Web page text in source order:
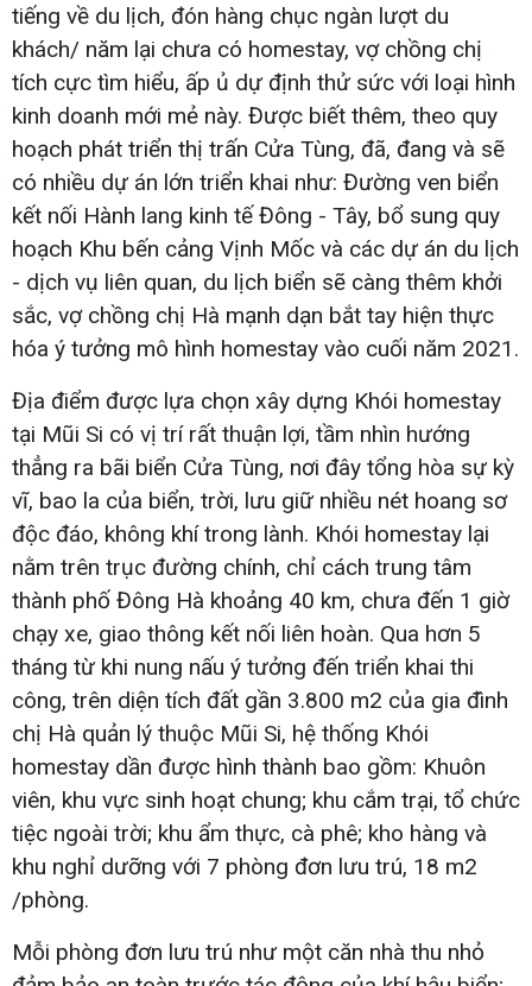
tiếng về du lịch, đón hàng chục ngàn lượt du
khách/ năm lại chưa có homestay, vợ chồng chị
tích cực tìm hiểu, ấp ủ dự định thử sức với loại hình
kinh doanh mới mẻ này. Được biết thêm, theo quy
hoạch phát triển thị trấn Cửa Tùng, đã, đang và sẽ
có nhiều dự án lớn triển khai như: Đường ven biển
kết nối Hành lang kinh tế Đông - Tây, bổ sung quy
hoạch Khu bến cảng Vịnh Mốc và các dự án du lịch
- dịch vụ liên quan, du lịch biển sẽ càng thêm khởi
sắc, vợ chồng chị Hà mạnh dạn bắt tay hiện thực
hóa ý tưởng mô hình homestay vào cuối năm 2021.
Địa điểm được lựa chọn xây dựng Khói homestay
tại Mũi Si có vị trí rất thuận lợi, tầm nhìn hướng
thẳng ra bãi biển Cửa Tùng, nơi đây tổng hòa sự kỳ
vĩ, bao la của biển, trời, lưu giữ nhiều nét hoang sơ
độc đáo, không khí trong lành. Khói homestay lại
nằm trên trục đường chính, chỉ cách trung tâm
thành phố Đông Hà khoảng 40 km, chưa đến 1 giờ
chạy xe, giao thông kết nối liên hoàn. Qua hơn 5
tháng từ khi nung nấu ý tưởng đến triển khai thi
công, trên diện tích đất gần 3.800 m2 của gia đình
chị Hà quản lý thuộc Mũi Si, hệ thống Khói
homestay dần được hình thành bao gồm: Khuôn
viên, khu vực sinh hoạt chung; khu cắm trại, tổ chức
tiệc ngoài trời; khu ẩm thực, cà phê; kho hàng và
khu nghỉ dưỡng với 7 phòng đơn lưu trú, 18 m2
/phòng.
Mỗi phòng đơn lưu trú như một căn nhà thu nhỏ